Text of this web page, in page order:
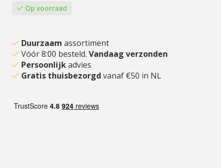
Op voorraad
Duurzaam assortiment
Vóór 8:00 besteld. Vandaag verzonden
Persoonlijkadvies
Gratis thuisbezorgd vanaf €50 in NL